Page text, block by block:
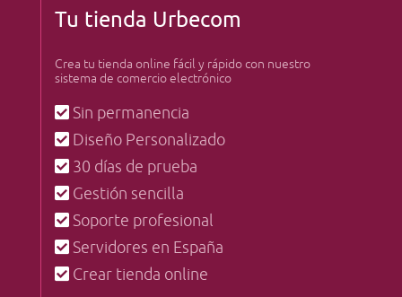
Tu tienda Urbecom
Crea tu tienda online fácil y rápido con nuestro
sistema de comercio electrónico
Sin permanencia
Diseño Personalizado
30 días de prueba
Gestión sencilla
Soporte profesional
Servidores en España
Crear tienda online